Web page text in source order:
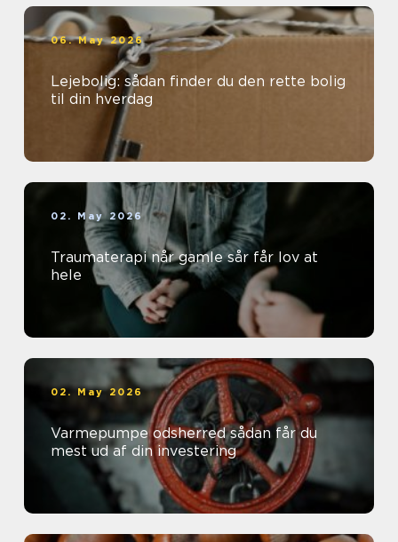
06. May 2026
Lejebolig: sådan finder du den rette bolig
til din hverdag
02. May 2026
Traumaterapi når gamle sår får lov at
hele
02. May 2026
Varmepumpe odsherred sådan får du
mest ud af din investering